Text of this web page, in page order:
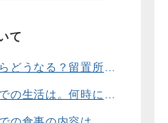
て
康診断、診療、医療行為、手術は。
何時に寝るの？部屋や食事の様子は？